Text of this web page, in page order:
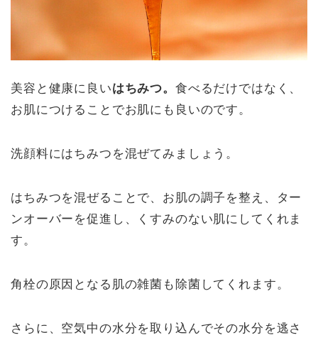
美容と健康に良いはちみつ。 食べるだけではなく、
お肌につけることでお肌にも良いのです。
洗顔料にはちみつを混ぜてみましょう。
はちみつを混ぜることで、お肌の調子を整え、ター
ンオーバーを促進し、くすみのない肌にしてくれま
す。
角栓の原因となる肌の雑菌も除菌してくれます。
さらに、空気中の水分を取り込んでその水分を逃さ